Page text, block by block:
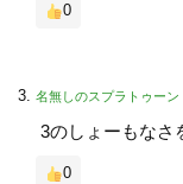
0
名無しのスプラトゥーン
3のしょーもなさ
0